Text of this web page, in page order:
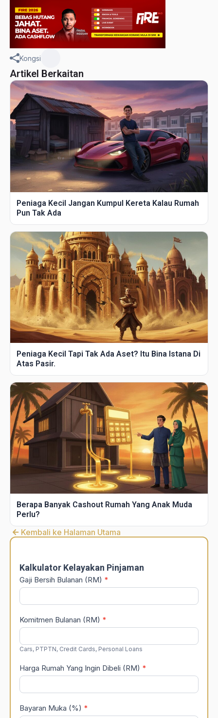
Kongsi
Artikel Berkaitan
Peniaga Kecil Jangan Kumpul Kereta Kalau Rumah
Pun Tak Ada
Peniaga Kecil Tapi Tak Ada Aset? Itu Bina Istana Di
Atas Pasir.
Berapa Banyak Cashout Rumah Yang Anak Muda
Perlu?
Kembali ke Halaman Utama
Kalkulator Kelayakan Pinjaman
Gaji Bersih Bulanan (RM) *
Komitmen Bulanan (RM) *
Cars, PTPTN, Credit Cards, Personal Loans
Harga Rumah Yang Ingin Dibeli (RM) *
Bayaran Muka (%) *